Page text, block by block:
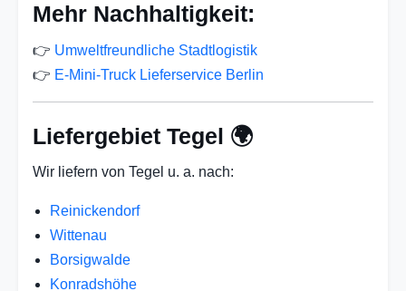
Mehr Nachhaltigkeit:
👉 Umweltfreundliche Stadtlogistik
👉 E-Mini-Truck Lieferservice Berlin
Liefergebiet Tegel 🌍
Wir liefern von Tegel u. a. nach:
Reinickendorf
Wittenau
Borsigwalde
Konradshöhe